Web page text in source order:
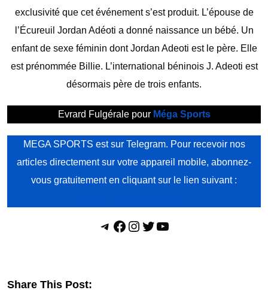
exclusivité que cet événement s’est produit. L’épouse de
l’Écureuil Jordan Adéoti a donné naissance un bébé. Un
enfant de sexe féminin dont Jordan Adeoti est le père. Elle
est prénommée Billie. L’international béninois J. Adeoti est
désormais père de trois enfants.
Evrard Fulgérale pour Méga Sports
MEGA SPORTS est sur Telegram. Pour recevoir nos
articles directement sur votre appareil mobile, abonnez-
vous gratuitement en cliquant sur le lien suivant :
Telegram
Facebook
Instagram
Twitter
YouTube
Share This Post: